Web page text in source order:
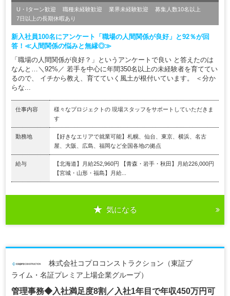
U・Iターン歓迎 職種未経験歓迎 業界未経験歓迎
募集人数10名以上
7日以上の長期休暇あり
新入社員100名にアンケート「職場の人間関係が良好」と92％が回
答！≪人間関係の悩みと無縁◎≫
「職場の人間関係が良好？」というアンケートで良い と答えたのは
なんと…＼92%／ 若手を中心に年間350名以上の未経験者を育ててい
るので、 イチから教え、育てていく風土が根付いています。 ＜分か
らな...
仕事内容
様々なプロジェクトの 現場スタッフをサポートしていただきま
す
勤務地
【好きなエリアで就業可能】札幌、仙台、東京、横浜、名古
屋、大阪、広島、福岡など全国各地の拠点
給与
【北海道】月給252,960円 【青森・岩手・秋田】月給226,000円
【宮城・山形・福島】月給...
気になる
株式会社コプロコンストラクション（東証プ
ライム・名証プレミア上場企業グループ）
管理事務◆入社満足度8割／入社1年目で年収450万円可